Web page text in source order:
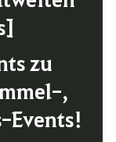
zu
,
Events!